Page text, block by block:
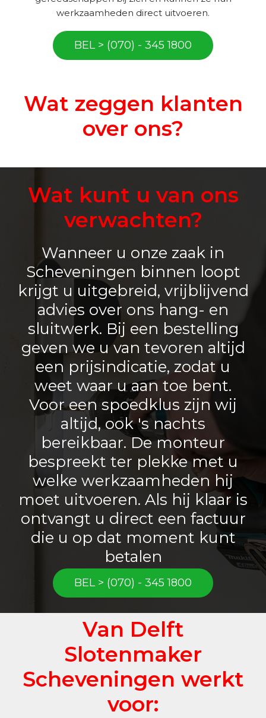
werkzaamheden direct uitvoeren.
BEL > (070) - 345 1800
Wat zeggen klanten
over ons?
Wat kunt u van ons
verwachten?
Wanneer u onze zaak in
Scheveningen binnen loopt
krijgt u uitgebreid, vrijblijvend
advies over ons hang- en
sluitwerk. Bij een bestelling
geven we u van tevoren altijd
een prijsindicatie, zodat u
weet waar u aan toe bent.
Voor een spoedklus zijn wij
altijd, ook 's nachts
bereikbaar. De monteur
bespreekt ter plekke met u
welke werkzaamheden hij
moet uitvoeren. Als hij klaar is
ontvangt u direct een factuur
die u op dat moment kunt
betalen
BEL > (070) - 345 1800
Van Delft
Slotenmaker
Scheveningen werkt
voor: